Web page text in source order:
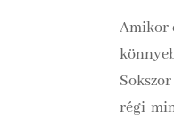
Amikor
régi